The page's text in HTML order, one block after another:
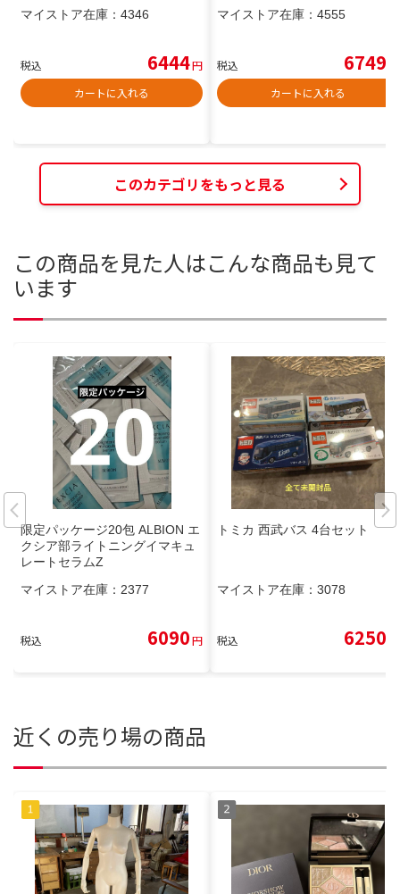
マイストア在庫： 4346
税込 6444円
カートに入れる
マイストア在庫： 4555
税込 6749
カートに入れる
このカテゴリをもっと見る
この商品を見た人はこんな商品も見て
います
限定パッケージ20包 ALBION エ
クシア部ライトニングイマキュ
レートセラムZ
マイストア在庫： 2377
税込 6090円
トミカ 西武バス 4台セット
マイストア在庫： 3078
税込 6250
近くの売り場の商品